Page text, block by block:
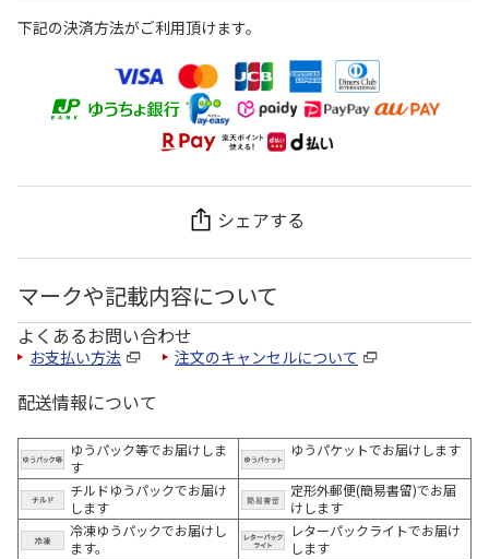
下記の決済方法がご利用頂けます。
シェアする
マークや記載内容について
よくあるお問い合わせ
お支払い方法 注文のキャンセルについて
配送情報について
ゆうパック等でお届けしま
す
ゆうパケットでお届けします
チルドゆうパックでお届け
します
定形外郵便(簡易書留)でお届
けします
冷凍ゆうパックでお届けし
ます。
レターパックライトでお届け
します